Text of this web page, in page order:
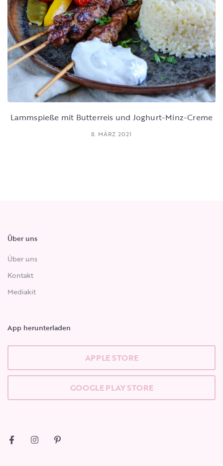
Lammspieße mit Butterreis und Joghurt-Minz-Creme
8. MÄRZ 2021
Über uns
Über uns
Kontakt
Mediakit
App herunterladen
APPLE STORE
GOOGLE PLAY STORE